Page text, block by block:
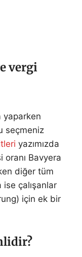
vergi
yaparken
seçmeniz
yazımızda
Bavyera
diğer tüm
ise çalışanlar
için ek bir